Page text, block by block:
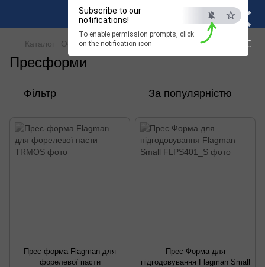
×
ESC
Subscribe to our
notifications!
To enable permission prompts, click
on the notification icon
Каталог Оснащення та монтаж Пресформи
Пресформи
Фільтр За популярністю
Прес-форма Flagman для
форелевої пасти
Прес Форма для
підгодовування Flagman Small